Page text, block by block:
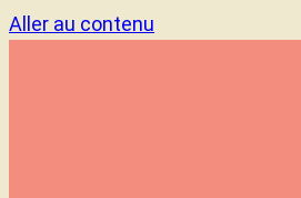
Aller au contenu